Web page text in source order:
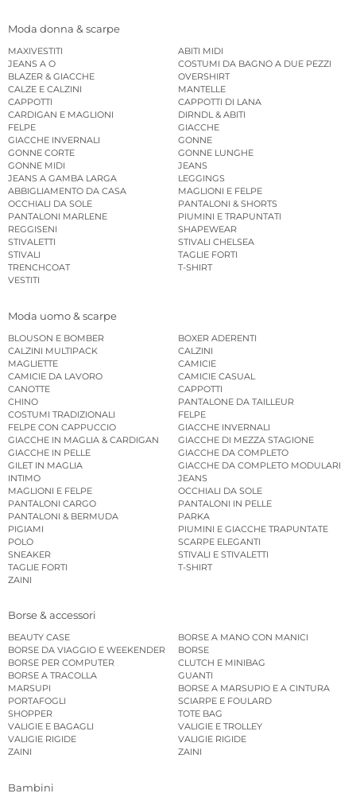
Moda donna & scarpe
MAXIVESTITI
ABITI MIDI
JEANS A O
COSTUMI DA BAGNO A DUE PEZZI
BLAZER & GIACCHE
OVERSHIRT
CALZE E CALZINI
MANTELLE
CAPPOTTI
CAPPOTTI DI LANA
CARDIGAN E MAGLIONI
DIRNDL & ABITI
FELPE
GIACCHE
GIACCHE INVERNALI
GONNE
GONNE CORTE
GONNE LUNGHE
GONNE MIDI
JEANS
JEANS A GAMBA LARGA
LEGGINGS
ABBIGLIAMENTO DA CASA
MAGLIONI E FELPE
OCCHIALI DA SOLE
PANTALONI & SHORTS
PANTALONI MARLENE
PIUMINI E TRAPUNTATI
REGGISENI
SHAPEWEAR
STIVALETTI
STIVALI CHELSEA
STIVALI
TAGLIE FORTI
TRENCHCOAT
T-SHIRT
VESTITI
Moda uomo & scarpe
BLOUSON E BOMBER
BOXER ADERENTI
CALZINI MULTIPACK
CALZINI
MAGLIETTE
CAMICIE
CAMICIE DA LAVORO
CAMICIE CASUAL
CANOTTE
CAPPOTTI
CHINO
PANTALONE DA TAILLEUR
COSTUMI TRADIZIONALI
FELPE
FELPE CON CAPPUCCIO
GIACCHE INVERNALI
GIACCHE IN MAGLIA & CARDIGAN
GIACCHE DI MEZZA STAGIONE
GIACCHE IN PELLE
GIACCHE DA COMPLETO
GILET IN MAGLIA
GIACCHE DA COMPLETO MODULARI
INTIMO
JEANS
MAGLIONI E FELPE
OCCHIALI DA SOLE
PANTALONI CARGO
PANTALONI IN PELLE
PANTALONI & BERMUDA
PARKA
PIGIAMI
PIUMINI E GIACCHE TRAPUNTATE
POLO
SCARPE ELEGANTI
SNEAKER
STIVALI E STIVALETTI
TAGLIE FORTI
T-SHIRT
ZAINI
Borse & accessori
BEAUTY CASE
BORSE A MANO CON MANICI
BORSE DA VIAGGIO E WEEKENDER
BORSE
BORSE PER COMPUTER
CLUTCH E MINIBAG
BORSE A TRACOLLA
GUANTI
MARSUPI
BORSE A MARSUPIO E A CINTURA
PORTAFOGLI
SCIARPE E FOULARD
SHOPPER
TOTE BAG
VALIGIE E BAGAGLI
VALIGIE E TROLLEY
VALIGIE RIGIDE
VALIGIE RIGIDE
ZAINI
ZAINI
Bambini